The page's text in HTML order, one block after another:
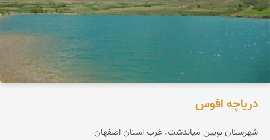
دریاچه افوس
شهرستان بویین میاندشت، غرب استان اصفهان